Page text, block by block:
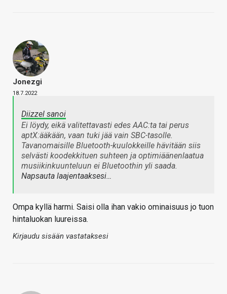
Jonezgi
18.7.2022
Diizzel sanoi
Ei löydy, eikä valitettavasti edes AAC:ta tai perus
aptX:ääkään, vaan tuki jää vain SBC-tasolle.
Tavanomaisille Bluetooth-kuulokkeille hävitään siis
selvästi koodekkituen suhteen ja optimiäänenlaatua
musiikinkuunteluun ei Bluetoothin yli saada.
Napsauta laajentaaksesi…
Ompa kyllä harmi. Saisi olla ihan vakio ominaisuus jo tuon
hintaluokan luureissa.
Kirjaudu sisään vastataksesi